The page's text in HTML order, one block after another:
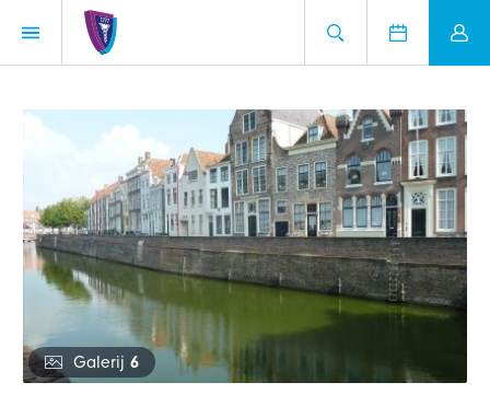
Galerij 6